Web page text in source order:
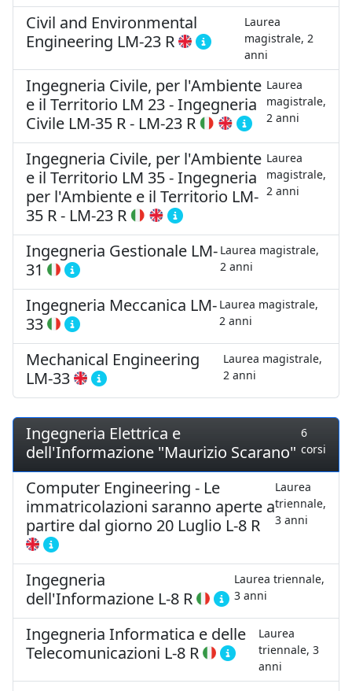
Civil and Environmental
Engineering LM-23 R
Laurea
magistrale, 2
anni
Ingegneria Civile, per l'Ambiente
e il Territorio LM 23 - Ingegneria
Civile LM-35 R- LM-23 R
Laurea
magistrale,
2 anni
Ingegneria Civile, per l'Ambiente
e il Territorio LM 35 - Ingegneria
per l'Ambiente e il Territorio LM-
35 R- LM-23 R
Laurea
magistrale,
2 anni
Ingegneria Gestionale LM-
31
Laurea magistrale,
2 anni
Ingegneria Meccanica LM-
33
Laurea magistrale,
2 anni
Mechanical Engineering
LM-33
Laurea magistrale,
2 anni
Ingegneria Elettrica e
dell'Informazione "Maurizio Scarano"
6
corsi
Computer Engineering - Le
immatricolazioni saranno aperte a
partire dal giorno 20 Luglio L-8 R
Laurea
triennale,
3 anni
Ingegneria
dell'Informazione L-8 R
Laurea triennale,
3 anni
Ingegneria Informatica e delle
Telecomunicazioni L-8 R
Laurea
triennale, 3
anni